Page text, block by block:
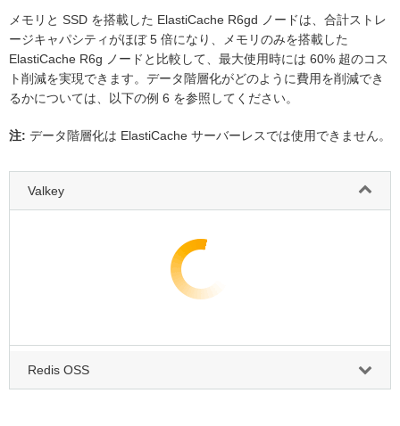
メモリと SSD を搭載した ElastiCache R6gd ノードは、合計ストレ
ージキャパシティがほぼ 5 倍になり、メモリのみを搭載した
ElastiCache R6g ノードと比較して、最大使用時には 60% 超のコス
ト削減を実現できます。データ階層化がどのように費用を削減でき
るかについては、以下の例 6 を参照してください。
注: データ階層化は ElastiCache サーバーレスでは使用できません。
Valkey
Redis OSS